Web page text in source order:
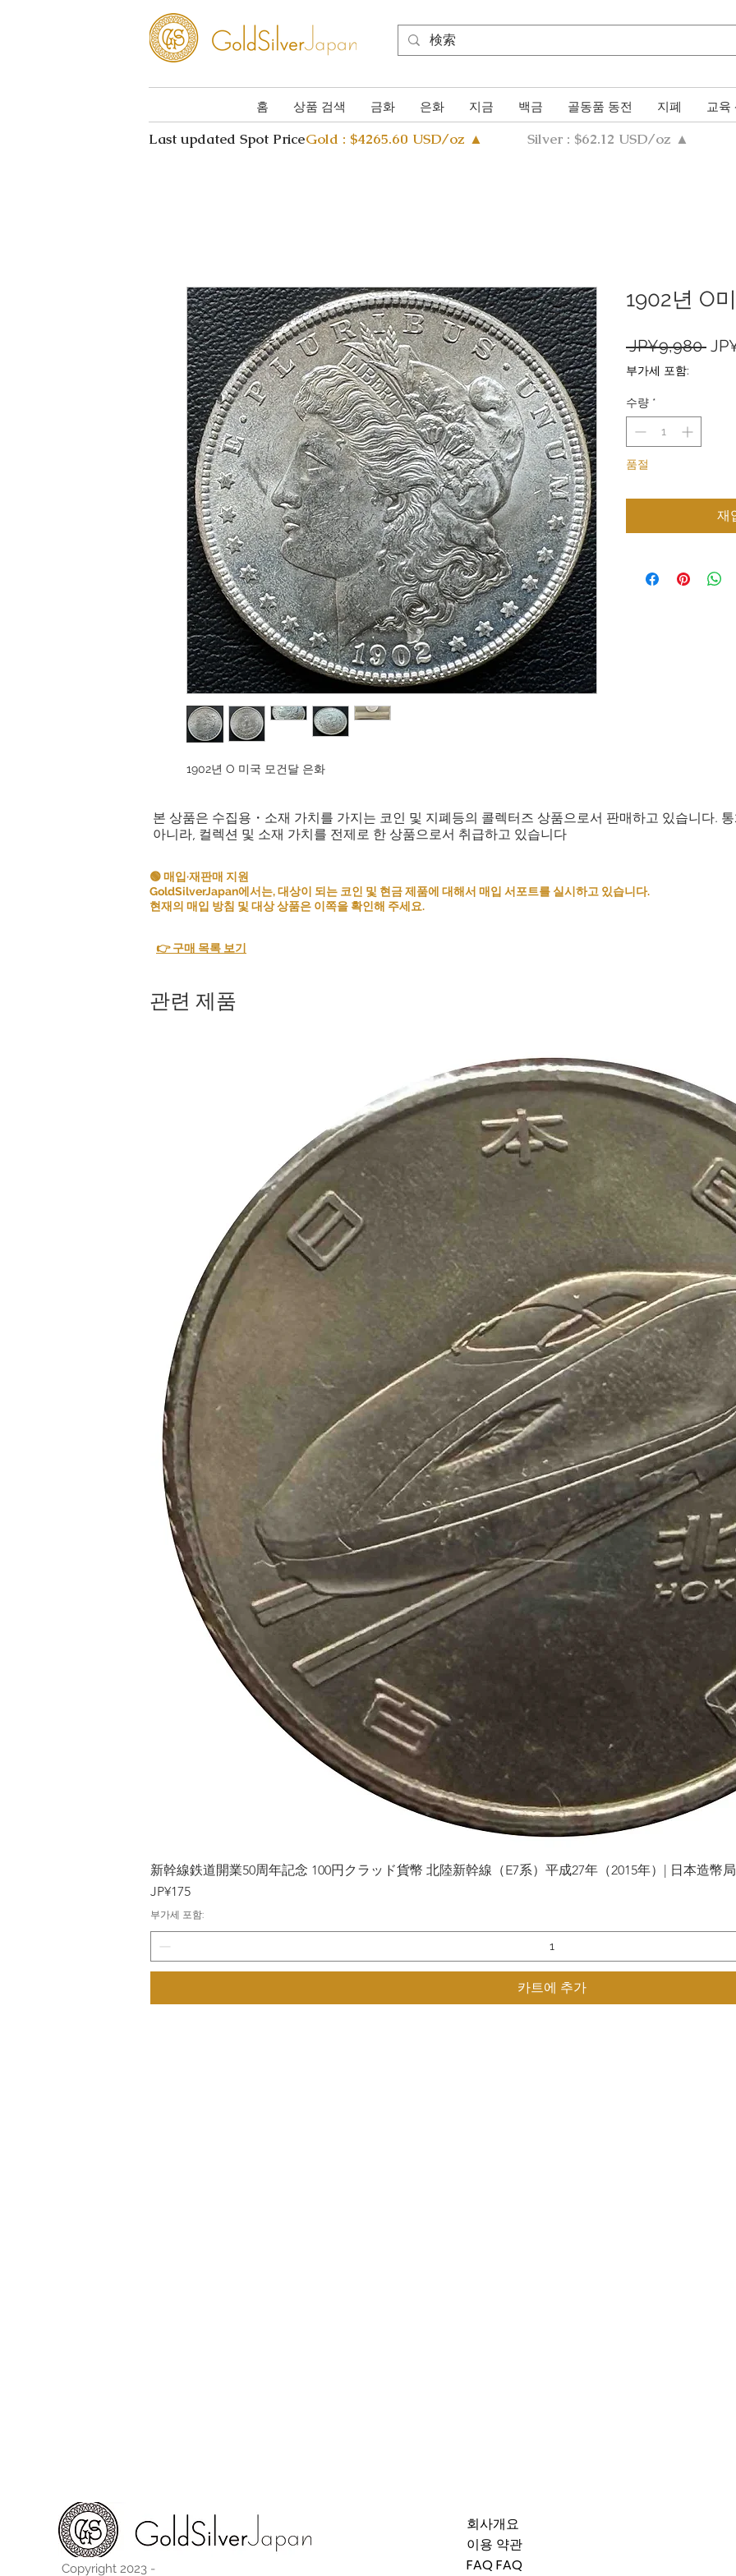
홈 상품 검색 금화 은화 지금 백금 골동품 동전 지폐 교육
Last updated Spot PriceGold : $4265.60 USD/oz ▲ Silver : $62.12 USD/oz ▲
1902년 O 미국 모건달 은화
1902년 O
JP¥9,980 일
부가세 포함:
수량 *
품절
재
본 상품은 수집용・소재 가치를 가지는 코인 및 지폐등의 콜렉터즈 상품으로서 판매하고 있습니다.
아니라, 컬렉션 및 소재 가치를 전제로 한 상품으로서 취급하고 있습니다
🟢 매입·재판매 지원
GoldSilverJapan에서는, 대상이 되는 코인 및 현금 제품에 대해서 매입 서포트를 실시하고 있습니다.
현재의 매입 방침 및 대상 상품은 이쪽을 확인해 주세요.
👉 구매 목록 보기
관련 제품
제품보기
新幹線鉄道開業50周年記念 100円クラッド貨幣 北陸新幹線（E7系）平成27年（2015年）| 日本造幣
가격
JP¥175
부가세 포함:
카트에 추가
Copyright 2023 -
회사개요
이용 약관
FAQ FAQ